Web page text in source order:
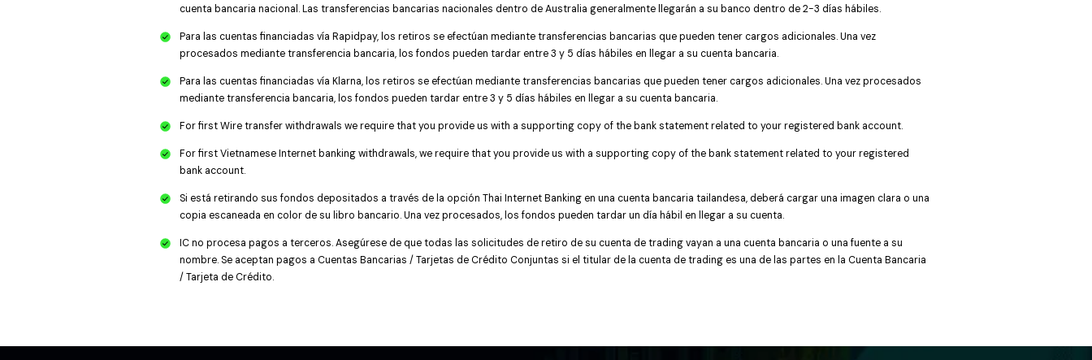
cuenta bancaria nacional. Las transferencias bancarias nacionales dentro de Australia generalmente llegarán a su banco dentro de 2-3 días hábiles.
Para las cuentas financiadas vía Rapidpay, los retiros se efectúan mediante transferencias bancarias que pueden tener cargos adicionales. Una vez
procesados mediante transferencia bancaria, los fondos pueden tardar entre 3 y 5 días hábiles en llegar a su cuenta bancaria.
Para las cuentas financiadas vía Klarna, los retiros se efectúan mediante transferencias bancarias que pueden tener cargos adicionales. Una vez procesados
mediante transferencia bancaria, los fondos pueden tardar entre 3 y 5 días hábiles en llegar a su cuenta bancaria.
For first Wire transfer withdrawals we require that you provide us with a supporting copy of the bank statement related to your registered bank account.
For first Vietnamese Internet banking withdrawals, we require that you provide us with a supporting copy of the bank statement related to your registered
bank account.
Si está retirando sus fondos depositados a través de la opción Thai Internet Banking en una cuenta bancaria tailandesa, deberá cargar una imagen clara o una
copia escaneada en color de su libro bancario. Una vez procesados, los fondos pueden tardar un día hábil en llegar a su cuenta.
IC no procesa pagos a terceros. Asegúrese de que todas las solicitudes de retiro de su cuenta de trading vayan a una cuenta bancaria o una fuente a su
nombre. Se aceptan pagos a Cuentas Bancarias / Tarjetas de Crédito Conjuntas si el titular de la cuenta de trading es una de las partes en la Cuenta Bancaria
/ Tarjeta de Crédito.